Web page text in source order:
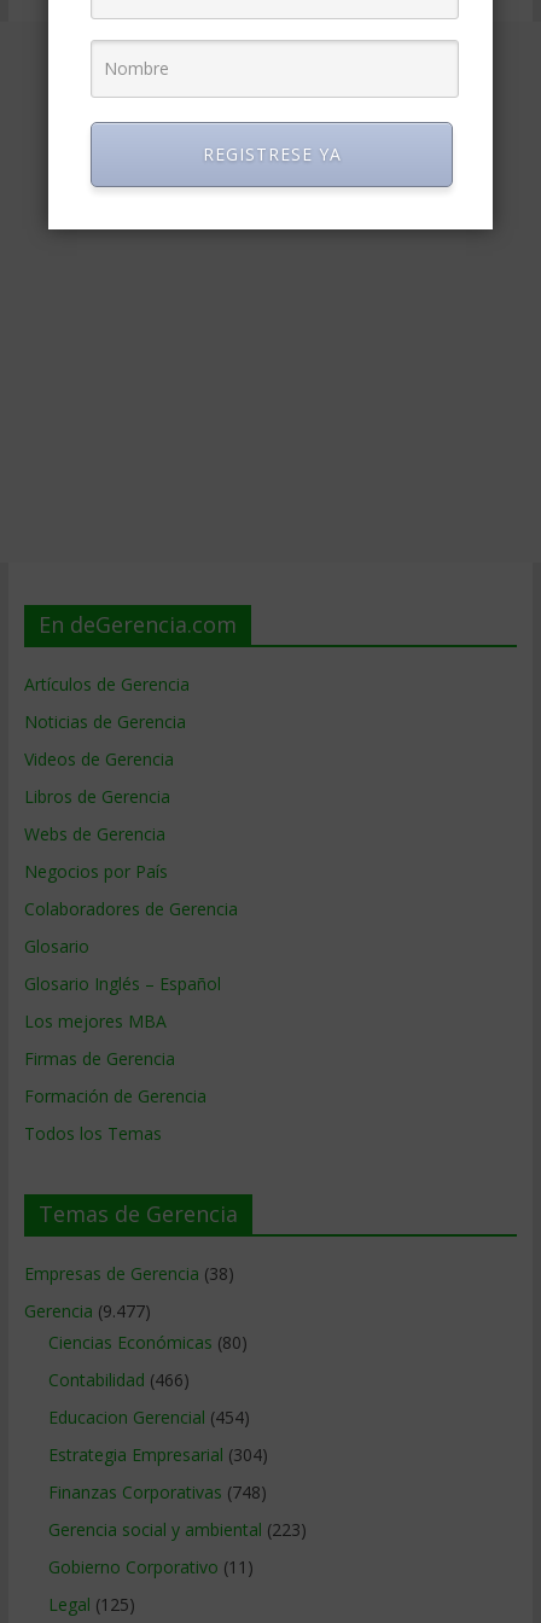
En deGerencia.com
Artículos de Gerencia
Noticias de Gerencia
Videos de Gerencia
Libros de Gerencia
Webs de Gerencia
Negocios por País
Colaboradores de Gerencia
Glosario
Glosario Inglés – Español
Los mejores MBA
Firmas de Gerencia
Formación de Gerencia
Todos los Temas
Temas de Gerencia
Empresas de Gerencia (38)
Gerencia (9.477)
Ciencias Económicas (80)
Contabilidad (466)
Educacion Gerencial (454)
Estrategia Empresarial (304)
Finanzas Corporativas (748)
Gerencia social y ambiental (223)
Gobierno Corporativo (11)
Legal (125)
REGISTRESE YA